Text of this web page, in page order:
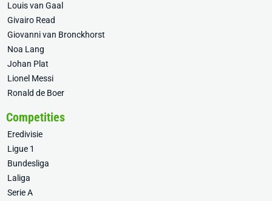
Louis van Gaal
Givairo Read
Giovanni van Bronckhorst
Noa Lang
Johan Plat
Lionel Messi
Ronald de Boer
Competities
Eredivisie
Ligue 1
Bundesliga
Laliga
Serie A